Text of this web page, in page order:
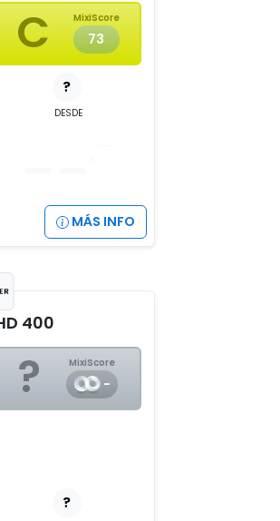
C MixiScore
73
?
DESDE
MÁS INFO
400
? MixiScore
-
?